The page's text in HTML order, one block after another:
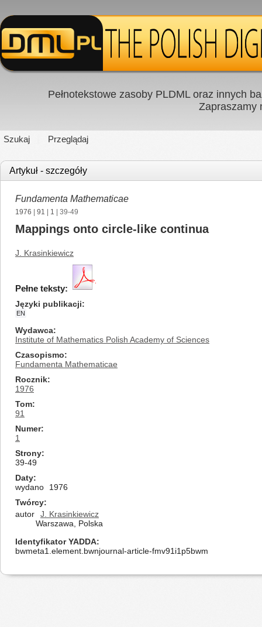
Pełnotekstowe zasoby PLDML oraz innych
Zapraszamy
Szukaj Przeglądaj
Artykuł - szczegóły
Fundamenta Mathematicae
1976 91 1 | 39-49
Mappings onto circle-like continua
J. Krasinkiewicz
Pełne teksty:
Języki publikacji
EN
Wydawca
Institute of Mathematics Polish Academy of Sciences
Czasopismo
Fundamenta Mathematicae
Rocznik
1976
Tom
91
Numer
1
Strony
39-49
Daty
wydano
1976
Twórcy
autor
J. Krasinkiewicz
Warszawa, Polska
Identyfikator YADDA
bwmeta1.element.bwnjournal-article-fmv91i1p5bwm